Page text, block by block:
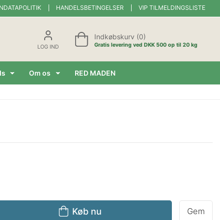
HANDELSBETINGELSER VIP TILMELDINGSLISTE
LOG IND
Indkøbskurv (0)
Gratis levering ved DKK 500 op til 20 kg
Om os RED MADEN
Køb nu Gem